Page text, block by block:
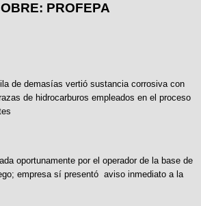
PROFEPA
de demasías vertió sustancia corrosiva con
de hidrocarburos empleados en el proceso
oportunamente por el operador de la base de
empresa sí presentó aviso inmediato a la